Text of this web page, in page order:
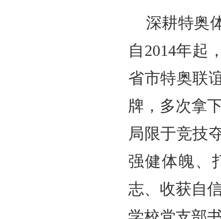
深耕特奥
自2014年起
省市特奥联
牌，多次拿
局限于竞技
强健体魄、
志、收获自